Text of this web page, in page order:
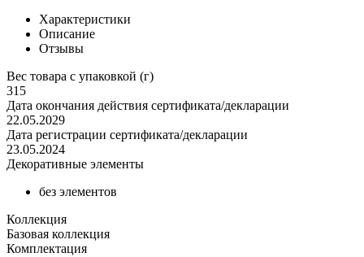
Характеристики
Описание
Отзывы
Вес товара с упаковкой (г)
315
Дата окончания действия сертификата/декларации
22.05.2029
Дата регистрации сертификата/декларации
23.05.2024
Декоративные элементы
без элементов
Коллекция
Базовая коллекция
Комплектация